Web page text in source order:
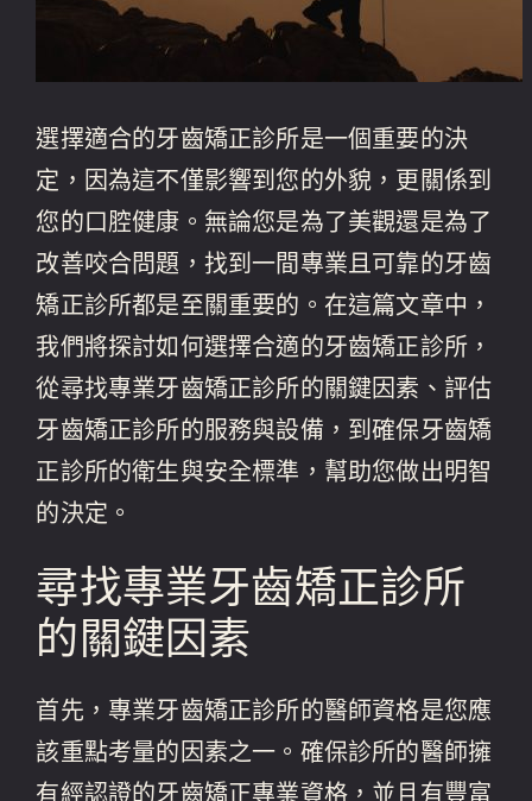
選擇適合的牙齒矯正診所是一個重要的決
定，因為這不僅影響到您的外貌，更關係到
您的口腔健康。無論您是為了美觀還是為了
改善咬合問題，找到一間專業且可靠的牙齒
矯正診所都是至關重要的。在這篇文章中，
我們將探討如何選擇合適的牙齒矯正診所，
從尋找專業牙齒矯正診所的關鍵因素、評估
牙齒矯正診所的服務與設備，到確保牙齒矯
正診所的衛生與安全標準，幫助您做出明智
的決定。
尋找專業牙齒矯正診所
的關鍵因素
首先，專業牙齒矯正診所的醫師資格是您應
該重點考量的因素之一。確保診所的醫師擁
有經認證的牙齒矯正專業資格，並且有豐富